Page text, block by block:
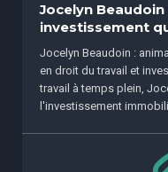
Jocelyn Beaudoin
investissement
Jocelyn Beaudoin :
en droit du travail et
travail à temps plein,
l'investissement